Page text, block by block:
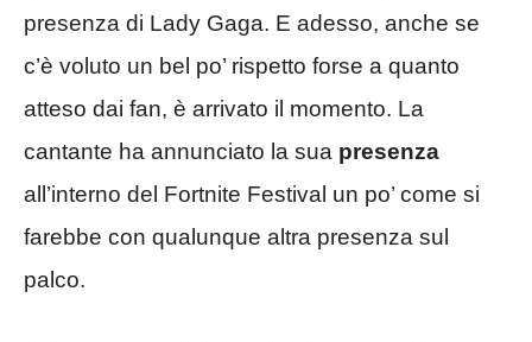
presenza di Lady Gaga. E adesso, anche se
c’è voluto un bel po’ rispetto forse a quanto
atteso dai fan, è arrivato il momento. La
cantante ha annunciato la sua presenza
all’interno del Fortnite Festival un po’ come si
farebbe con qualunque altra presenza sul
palco.